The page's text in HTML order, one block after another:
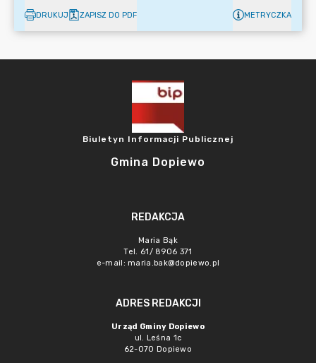
DRUKUJ ZAPISZ DO PDF METRYCZKA
Biuletyn Informacji Publicznej
Gmina Dopiewo
REDAKCJA
Maria Bąk
Tel. 61/ 8906 371
e-mail: maria.bak@dopiewo.pl
ADRES REDAKCJI
Urząd Gminy Dopiewo
ul. Leśna 1c
62-070 Dopiewo